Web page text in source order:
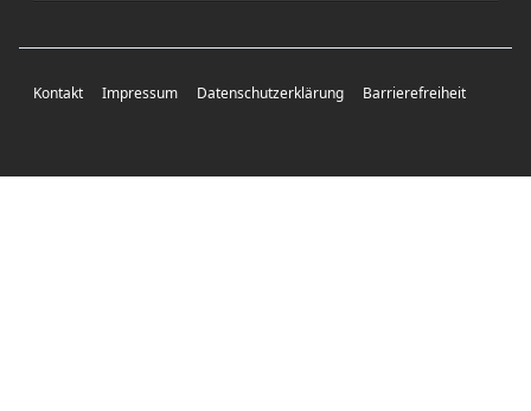
Kontakt Impressum Datenschutzerklärung Barrierefreiheit